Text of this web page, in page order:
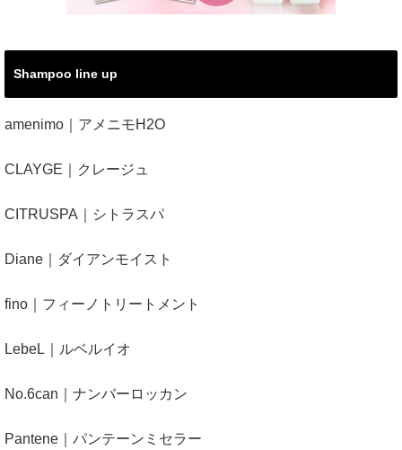
Shampoo line up
amenimo｜アメニモH2O
CLAYGE｜クレージュ
CITRUSPA｜シトラスパ
Diane｜ダイアンモイスト
fino｜フィーノトリートメント
LebeL｜ルベルイオ
No.6can｜ナンバーロッカン
Pantene｜パンテーンミセラー